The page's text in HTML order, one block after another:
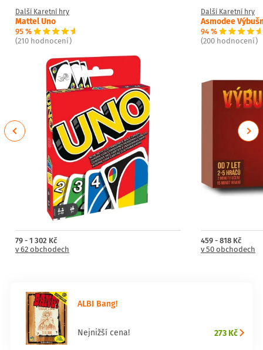
Další Karetní hry
Mattel Uno
95 %
(210 hodnocení)
79 - 1 302 Kč
v 62 obchodech
Další Karetní hry
Asmodee
94 %
(200 hodnocení)
459 - 818 Kč
v 50 obchodech
Previous Next
ALBI Bang!
Nejnižší cena! 273 Kč